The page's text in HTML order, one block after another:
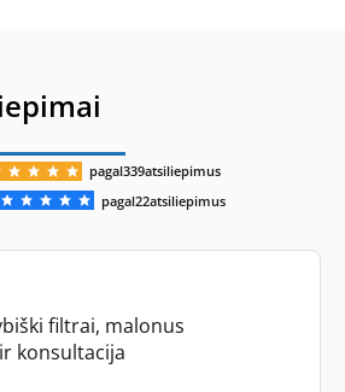
pagal339atsiliepimus
pagal22atsiliepimus
filtrai, malonus
konsultacija